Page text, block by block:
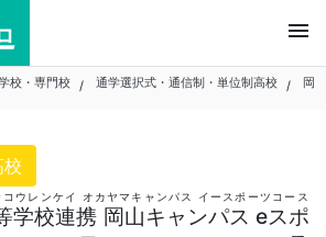
menu
校・専門校 通学選択式・通信制・単位制高校 岡
学校連携 岡山キャンパス eスポ
ウレンケイ オカヤマキャンパス イースポーツコース